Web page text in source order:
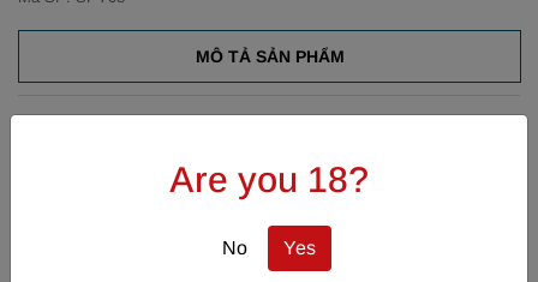
Are you 18?
No Yes
MÔ TẢ SẢN PHẨM
Spy Cocktail Kamikaze Blue Lime là một loại cocktail có màu xanh
lam Curacao tươi sáng, hòa quyện cùng vị chua ngọt của chanh